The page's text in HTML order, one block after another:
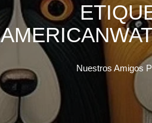
Nuestros Amigos